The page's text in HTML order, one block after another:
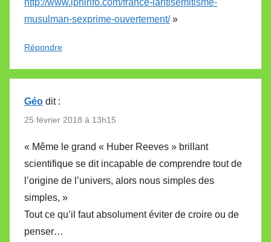
musulman-sexprime-ouvertement/»
Répondre
Géo dit :
25 février 2018 à 13h15
« Même le grand « Huber Reeves » brillant
scientifique se dit incapable de comprendre tout de
l’origine de l’univers, alors nous simples des
simples, »
Tout ce qu’il faut absolument éviter de croire ou de
penser…